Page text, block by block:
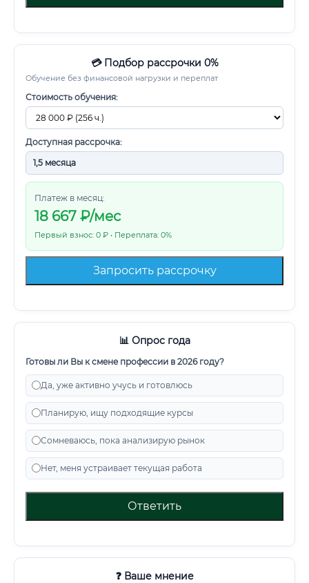
💳 Подбор рассрочки 0%
Обучение без финансовой нагрузки и переплат
Стоимость обучения:
Доступная рассрочка:
Платеж в месяц:
18 667 ₽/мес
Первый взнос: 0 ₽ • Переплата: 0%
Запросить рассрочку
📊 Опрос года
Готовы ли Вы к смене профессии в 2026 году?
Да, уже активно учусь и готовлюсь
Планирую, ищу подходящие курсы
Сомневаюсь, пока анализирую рынок
Нет, меня устраивает текущая работа
Ответить
❓ Ваше мнение